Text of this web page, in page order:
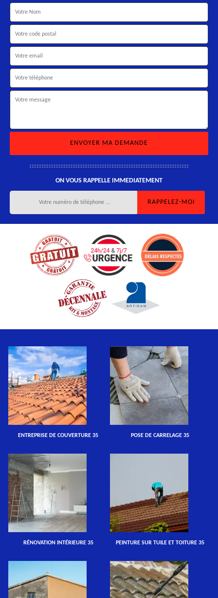
ON VOUS RAPPELLE IMMEDIATEMENT
ENTREPRISE DE COUVERTURE 35 POSE DE CARRELAGE 35
RÉNOVATION INTÉRIEURE 35 PEINTURE SUR TUILE ET TOITURE 35